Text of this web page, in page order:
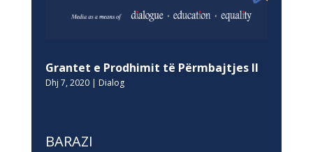
Grantet e Prodhimit të Përmbajtjes II
Dhj 7, 2020| Dialog
BARAZI